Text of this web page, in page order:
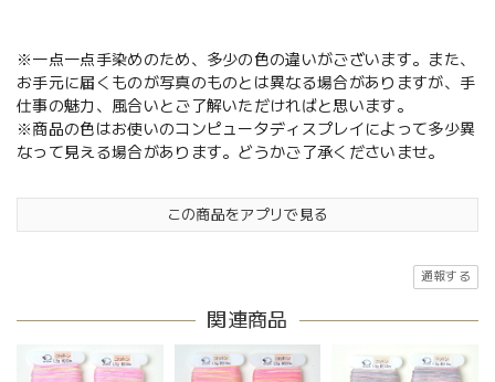
※一点一点手染めのため、多少の色の違いがございます。また、
お手元に届くものが写真のものとは異なる場合がありますが、手
仕事の魅力、風合いとご了解いただければと思います。
※商品の色はお使いのコンピュータディスプレイによって多少異
なって見える場合があります。どうかご了承くださいませ。
この商品をアプリで見る
通報する
関連商品